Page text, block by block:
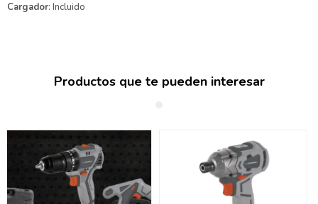
Cargador: Incluido
Productos que te pueden interesar